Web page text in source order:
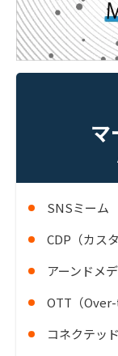
マ
SNSミーム
CDP（カス
アーンドメ
OTT（Over-
コネクテッ